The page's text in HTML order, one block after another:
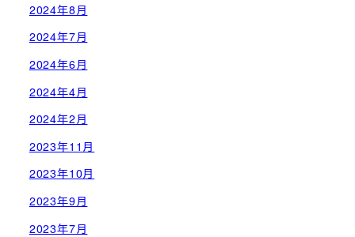
2024年8月
2024年7月
2024年6月
2024年4月
2024年2月
2023年11月
2023年10月
2023年9月
2023年7月